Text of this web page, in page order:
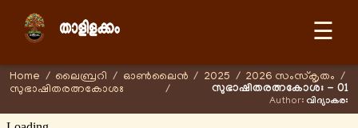
☰
Home / ലൈബ്രറി / ഓണ്‍ലൈന്‍ / 2025 / 2026 സംസ്കൃതം /
സുഭാഷിതരത്നകോശഃ
/ സുഭാഷിതരത്നകോശഃ - 01
Author: വിദ്യാകരഃ